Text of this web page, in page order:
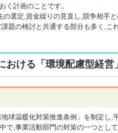
く計画のことです。
選定,資金繰りの見直し,競争相手
題の検討と共通する部分も多く,こ
おける「環境配慮型経営
球温暖化対策推進条例」を制定し,
で,事業活動部門の対策の一つとし